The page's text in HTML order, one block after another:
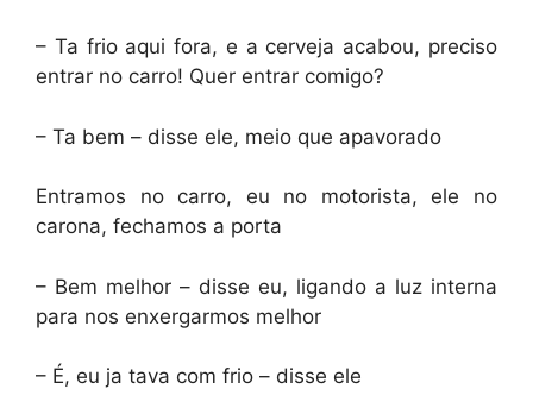
– Ta frio aqui fora, e a cerveja acabou, preciso
entrar no carro! Quer entrar comigo?
– Ta bem – disse ele, meio que apavorado
Entramos no carro, eu no motorista, ele no
carona, fechamos a porta
– Bem melhor – disse eu, ligando a luz interna
para nos enxergarmos melhor
– É, eu ja tava com frio – disse ele